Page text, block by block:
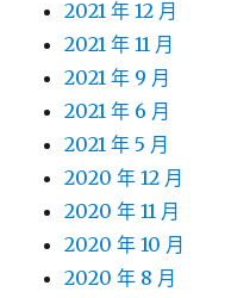
2021 年 12 月
2021 年 11 月
2021 年 9 月
2021 年 6 月
2021 年 5 月
2020 年 12 月
2020 年 11 月
2020 年 10 月
2020 年 8 月